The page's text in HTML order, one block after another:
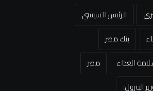
الرئيس السيسي
بنك مصر
الغذاء
مصر
البترول: